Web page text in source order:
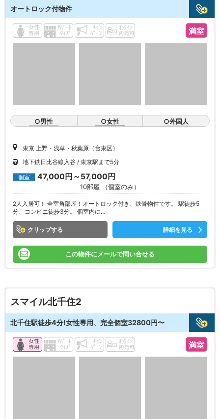
オートロック付物件
満室
○男性 ○女性 ○外国人
東京 上野・浅草・秋葉原（台東区）
地下鉄日比谷線入谷
東京駅まで5分
個室 47,000円～57,000円
10部屋 （個室のみ）
2人入居可！ 全室角部屋！オートロック付き、鉄骨物件です。 駅徒歩5
分、コンビニ徒歩3分。 個室内に…
クリップ 詳細を見る
この物件にメールで問い合せる
スマイル北千住2
北千住駅徒歩4分!女性専用、完全個室32800円〜
満室